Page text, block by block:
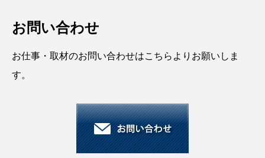
お問い合わせ
お仕事・取材のお問い合わせはこちらよりお願いしま
す。